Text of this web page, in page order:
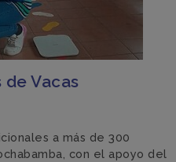
Vacas
a más de 300
con el apoyo del